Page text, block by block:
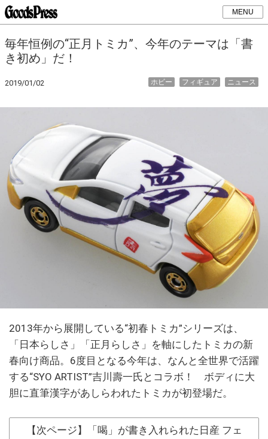
MENU
毎年恒例の“正月トミカ”、今年のテーマは「書
き初め」だ！
2019/01/02 ニュース
フィギュア
ホビー
2013年から展開している“初春トミカ”シリーズは、
「日本らしさ」「正月らしさ」を軸にしたトミカの新
春向け商品。6度目となる今年は、なんと全世界で活躍
する“SYO ARTIST”吉川壽一氏とコラボ！ ボディに大
胆に直筆漢字があしらわれたトミカが初登場だ。
【次ページ】「喝」が書き入れられた日産 フェ